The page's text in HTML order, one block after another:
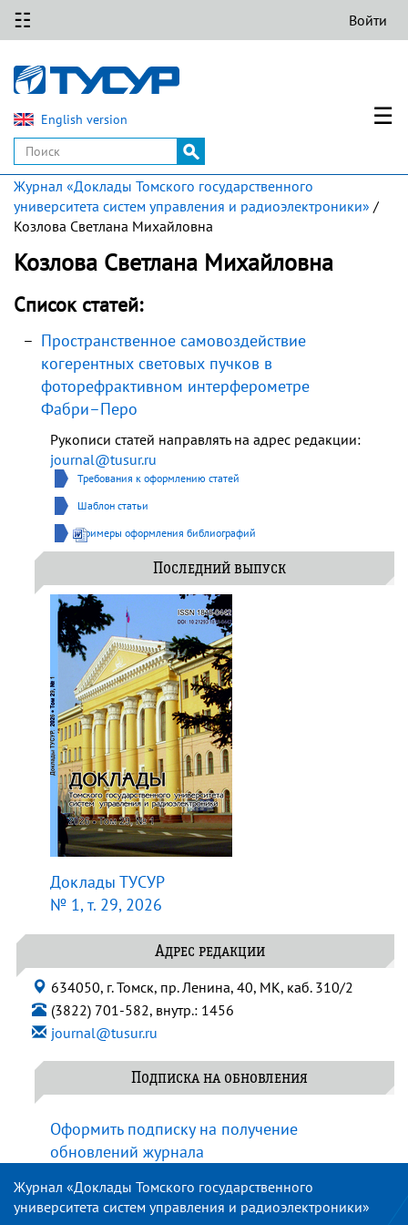
☷ Войти
English version ☰
Журнал «Доклады Томского государственного
университета систем управления и радиоэлектроники» /
Козлова Светлана Михайловна
Козлова Светлана Михайловна
Список статей:
Пространственное самовоздействие
когерентных световых пучков в
фоторефрактивном интерферометре
Фабри–Перо
Рукописи статей направлять на адрес редакции:
journal@tusur.ru
Требования к оформлению статей
Шаблон статьи
Примеры оформления библиографий
Последний выпуск
Доклады ТУСУР
№ 1, т. 29, 2026
Адрес редакции
634050, г. Томск, пр. Ленина, 40, МК, каб. 310/2
(3822) 701-582, внутр.: 1456
journal@tusur.ru
Подписка на обновления
Оформить подписку на получение
обновлений журнала
Журнал «Доклады Томского государственного
университета систем управления и радиоэлектроники»